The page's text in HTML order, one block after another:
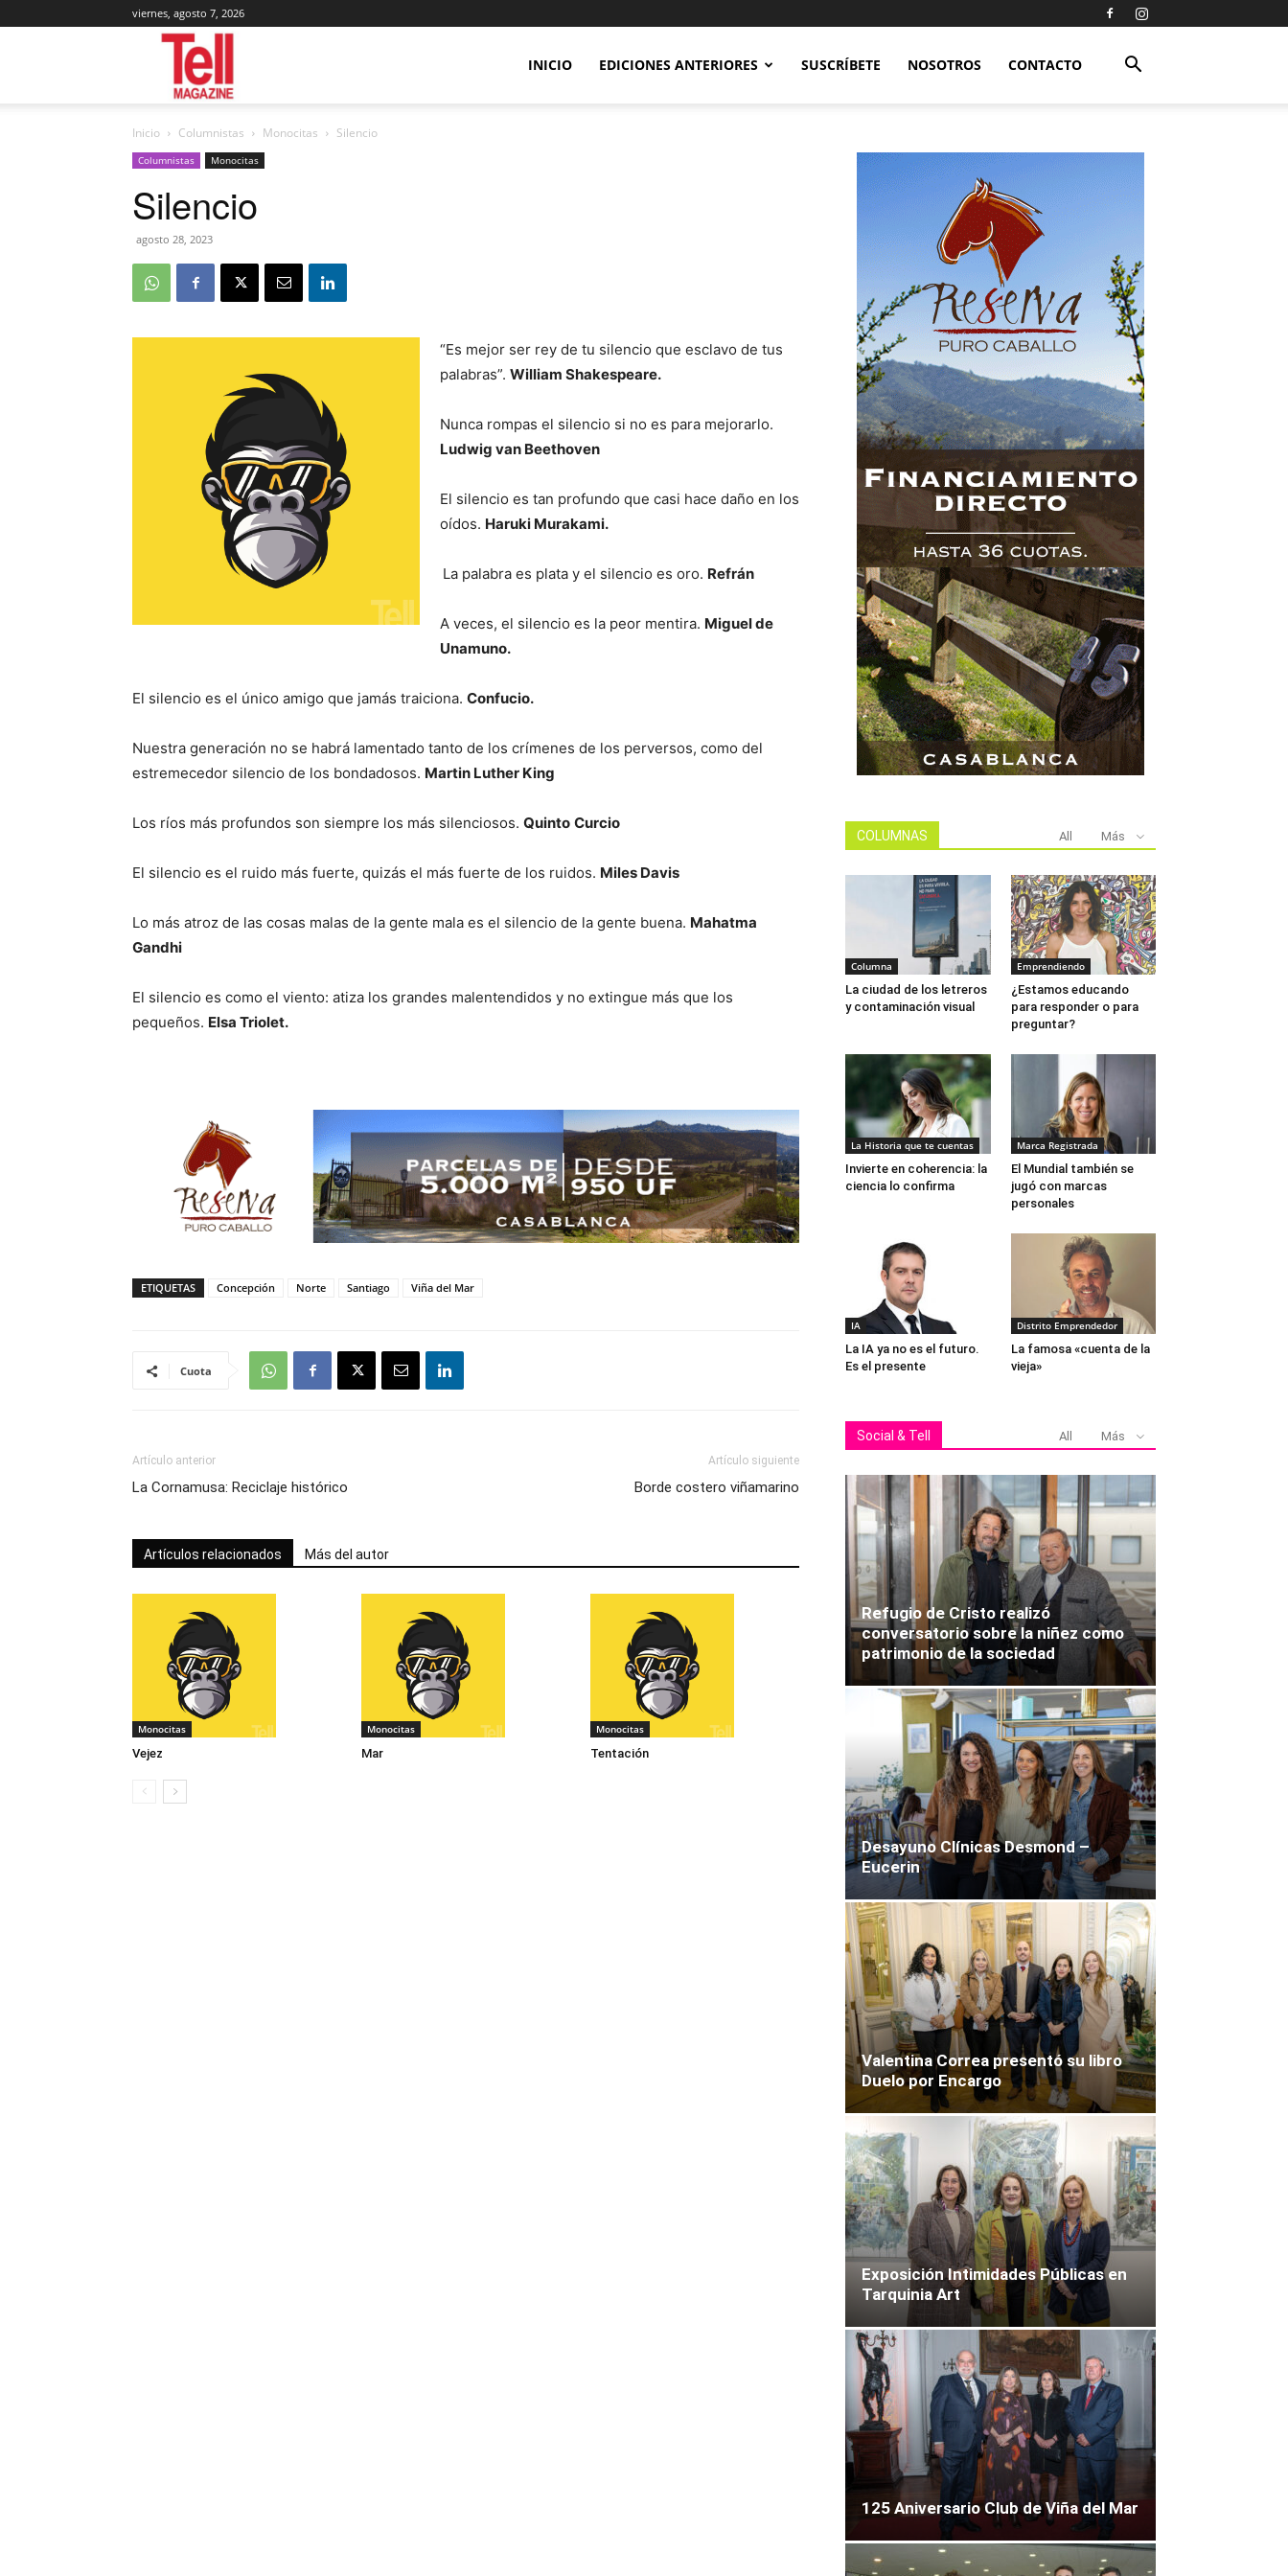
viernes, agosto 7, 2026
Magazine
INICIO EDICIONES ANTERIORES SUSCRÍBETE NOSOTROS CONTACTO
Inicio Columnistas Monocitas Silencio
Columnistas Monocitas
Silencio
agosto 28, 2023
“Es mejor ser rey de tu silencio que esclavo de tus
palabras”. William Shakespeare.
Nunca rompas el silencio si no es para mejorarlo.
Ludwig van Beethoven
El silencio es tan profundo que casi hace daño en los
oídos. Haruki Murakami.
La palabra es plata y el silencio es oro. Refrán
A veces, el silencio es la peor mentira. Miguel de
Unamuno.
El silencio es el único amigo que jamás traiciona. Confucio.
Nuestra generación no se habrá lamentado tanto de los crímenes de los perversos, como del
estremecedor silencio de los bondadosos. Martin Luther King
Los ríos más profundos son siempre los más silenciosos. Quinto Curcio
El silencio es el ruido más fuerte, quizás el más fuerte de los ruidos. Miles Davis
Lo más atroz de las cosas malas de la gente mala es el silencio de la gente buena. Mahatma
Gandhi
El silencio es como el viento: atiza los grandes malentendidos y no extingue más que los
pequeños. Elsa Triolet.
ETIQUETAS Concepción Norte Santiago Viña del Mar
Cuota
Artículo anterior
La Cornamusa: Reciclaje histórico
Artículo siguiente
Borde costero viñamarino
Artículos relacionados Más del autor
Monocitas
Vejez
Monocitas
Mar
Monocitas
Tentación
COLUMNAS All Más
Columna
La ciudad de los letreros
y contaminación visual
Emprendiendo
¿Estamos educando
para responder o para
preguntar?
La Historia que te cuentas
Invierte en coherencia: la
ciencia lo confirma
Marca Registrada
El Mundial también se
jugó con marcas
personales
IA
La IA ya no es el futuro.
Es el presente
Distrito Emprendedor
La famosa «cuenta de la
vieja»
Social & Tell All Más
Refugio de Cristo realizó
conversatorio sobre la niñez como
patrimonio de la sociedad
Desayuno Clínicas Desmond –
Eucerin
Valentina Correa presentó su libro
Duelo por Encargo
Exposición Intimidades Públicas en
Tarquinia Art
125 Aniversario Club de Viña del Mar